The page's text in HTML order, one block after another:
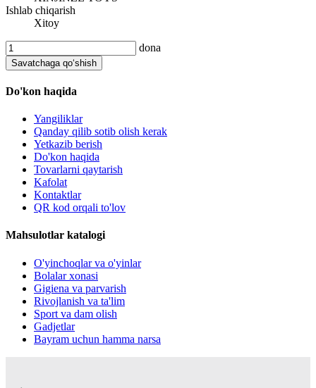
Ishlab chiqarish
Xitoy
dona
Savatchaga qo‘shish
Do'kon haqida
Yangiliklar
Qanday qilib sotib olish kerak
Yetkazib berish
Do'kon haqida
Tovarlarni qaytarish
Kafolat
Kontaktlar
QR kod orqali to'lov
Mahsulotlar katalogi
O'yinchoqlar va o'yinlar
Bolalar xonasi
Gigiena va parvarish
Rivojlanish va ta'lim
Sport va dam olish
Gadjetlar
Bayram uchun hamma narsa